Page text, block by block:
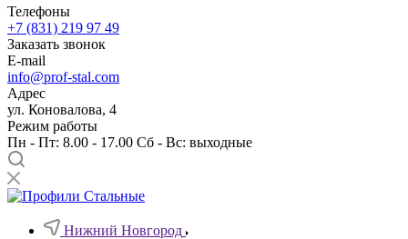
Телефоны
+7 (831) 219 97 49
Заказать звонок
E-mail
info@prof-stal.com
Адрес
ул. Коновалова, 4
Режим работы
Пн - Пт: 8.00 - 17.00 Сб - Вс: выходные
Нижний Новгород